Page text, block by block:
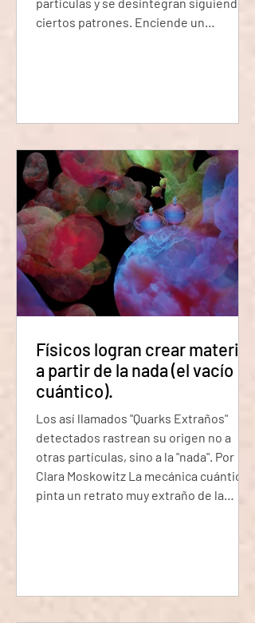
ciertos patrones. Enciende un
leyes de la naturaleza. Estas leyes se
aplican igual en todas partes: la misma
fuerza de gr
Físicos logran crear materia
a partir de la nada (el vacío
cuántico).
Los así llamados "Quarks Extraños"
detectados rastrean su origen no a
otras partículas, sino a la "nada". Por
Clara Moskowitz La mecánica cuántica
pinta un retrato muy extraño de la